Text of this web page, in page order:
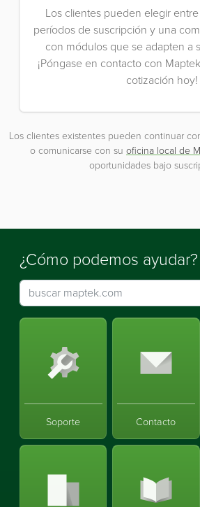
Los clientes pueden elegir
períodos de suscripción y una
con módulos que se adapten a
¡Póngase en contacto con
cotización hoy!
Los clientes existentes pueden continuar
o comunicarse con su oficina local de
oportunidades bajo
¿Cómo podemos ayudar?
Soporte Contacto